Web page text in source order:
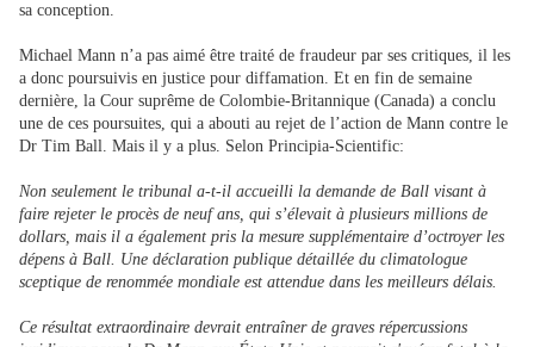
sa conception.
Michael Mann n’a pas aimé être traité de fraudeur par ses critiques, il les
a donc poursuivis en justice pour diffamation. Et en fin de semaine
dernière, la Cour suprême de Colombie-Britannique (Canada) a conclu
une de ces poursuites, qui a abouti au rejet de l’action de Mann contre le
Dr Tim Ball. Mais il y a plus. Selon Principia-Scientific:
Non seulement le tribunal a-t-il accueilli la demande de Ball visant à
faire rejeter le procès de neuf ans, qui s’élevait à plusieurs millions de
dollars, mais il a également pris la mesure supplémentaire d’octroyer les
dépens à Ball. Une déclaration publique détaillée du climatologue
sceptique de renommée mondiale est attendue dans les meilleurs délais.
Ce résultat extraordinaire devrait entraîner de graves répercussions